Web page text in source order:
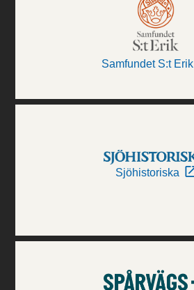
Samfundet S:t Erik
Sjöhistoriska